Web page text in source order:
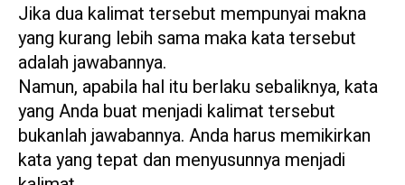
Jika dua kalimat tersebut mempunyai makna
yang kurang lebih sama maka kata tersebut
adalah jawabannya.
Namun, apabila hal itu berlaku sebaliknya, kata
yang Anda buat menjadi kalimat tersebut
bukanlah jawabannya. Anda harus memikirkan
kata yang tepat dan menyusunnya menjadi